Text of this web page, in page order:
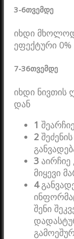
3-6თვემდე
იხდი
ეფექტური 0%
7-36თვემდე
იხდი ნივთის
დან
1
2
3
მიყევი
4
შენი